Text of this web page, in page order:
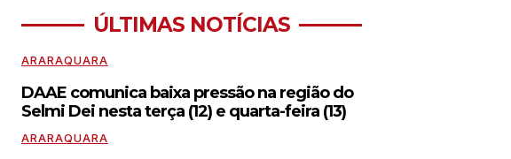
ÚLTIMAS NOTÍCIAS
ARARAQUARA
DAAE comunica baixa pressão na região do
Selmi Dei nesta terça (12) e quarta-feira (13)
ARARAQUARA